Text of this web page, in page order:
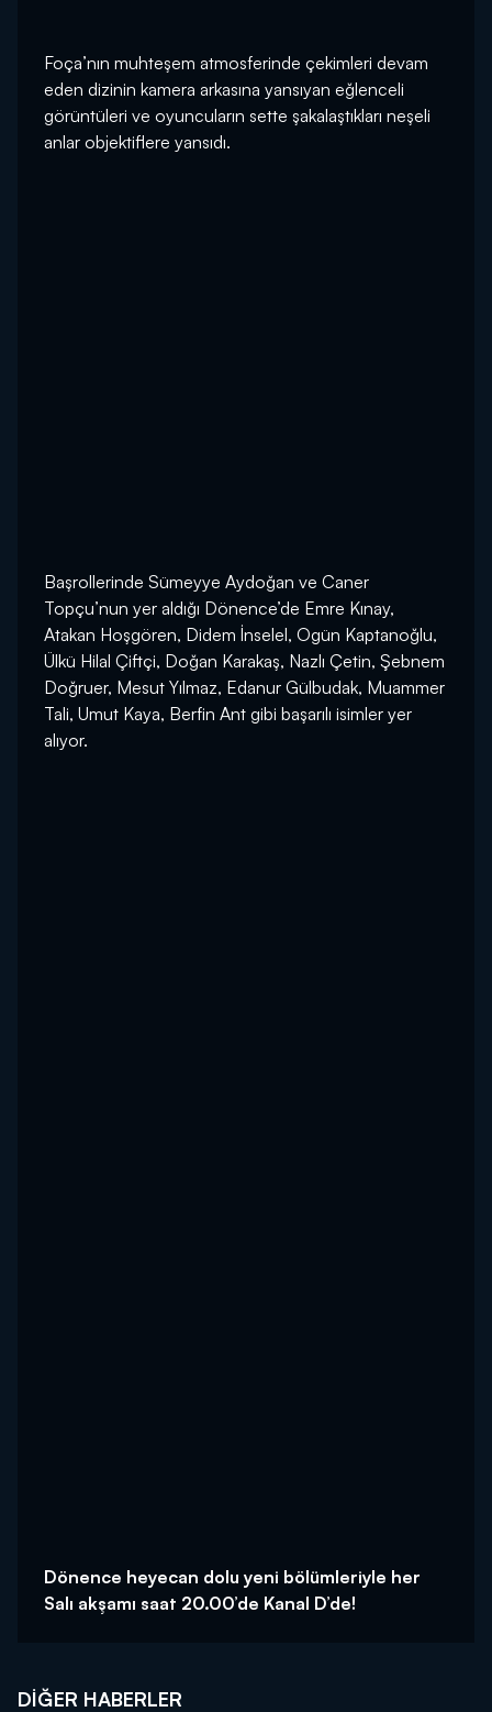
Foça’nın muhteşem atmosferinde çekimleri devam
eden dizinin kamera arkasına yansıyan eğlenceli
görüntüleri ve oyuncuların sette şakalaştıkları neşeli
anlar objektiflere yansıdı.
Başrollerinde Sümeyye Aydoğan ve Caner
Topçu’nun yer aldığı Dönence’de Emre Kınay,
Atakan Hoşgören, Didem İnselel, Ogün Kaptanoğlu,
Ülkü Hilal Çiftçi, Doğan Karakaş, Nazlı Çetin, Şebnem
Doğruer, Mesut Yılmaz, Edanur Gülbudak, Muammer
Tali, Umut Kaya, Berfin Ant gibi başarılı isimler yer
alıyor.
Dönence heyecan dolu yeni bölümleriyle her
Salı akşamı saat 20.00’de Kanal D’de!
DIĞER HABERLER